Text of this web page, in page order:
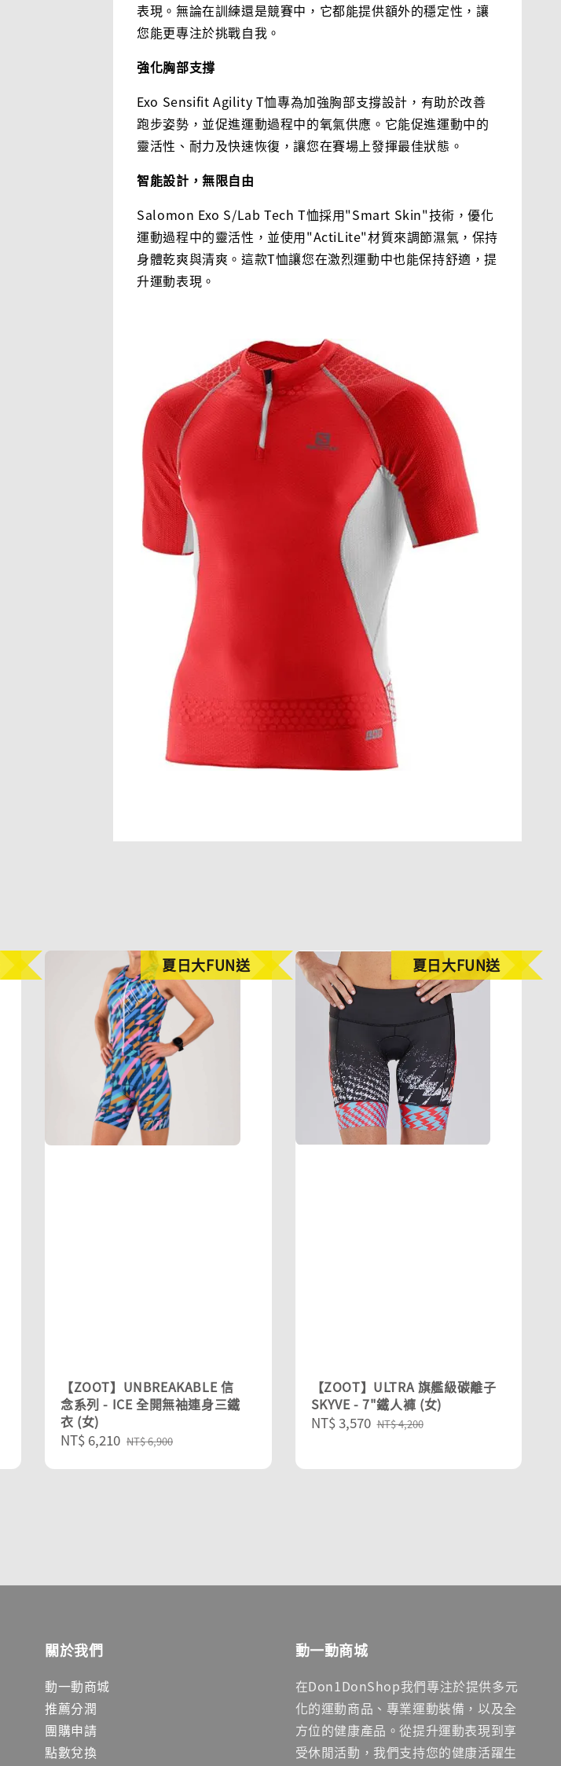
表現。無論在訓練還是競賽中，它都能提供額外的穩定性，讓
您能更專注於挑戰自我。
強化胸部支撐
Exo Sensifit Agility T恤專為加強胸部支撐設計，有助於改善
跑步姿勢，並促進運動過程中的氧氣供應。它能促進運動中的
靈活性、耐力及快速恢復，讓您在賽場上發揮最佳狀態。
智能設計，無限自由
Salomon Exo S/Lab Tech T恤採用"Smart Skin"技術，優化
運動過程中的靈活性，並使用"ActiLite"材質來調節濕氣，保持
身體乾爽與清爽。這款T恤讓您在激烈運動中也能保持舒適，提
升運動表現。
夏日大FUN送
【ZOOT】UNBREAKABLE 信
念系列 - ICE 全開無袖連身三鐵
衣 (女)
Sale
NT$ 6,210 Regular
NT$ 6,900
夏日大FUN送
【ZOOT】ULTRA 旗艦級碳離子
SKYVE - 7"鐵人褲 (女)
Sale
NT$ 3,570 Regular
NT$ 4,200
關於我們
動一動商城
推薦分潤
團購申請
點數兌換
動一動商城
在Don1DonShop我們專注於提供多元
化的運動商品、專業運動裝備，以及全
方位的健康產品。從提升運動表現到享
受休閒活動，我們支持您的健康活躍生